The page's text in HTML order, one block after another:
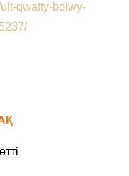
qwatty-bolwy-